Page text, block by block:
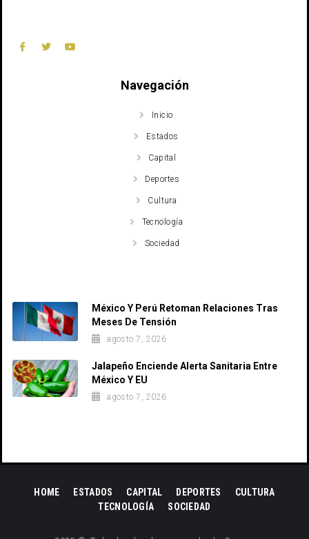
Navegación
Inicio
Estados
Capital
Deportes
Cultura
Tecnología
Sociedad
México Y Perú Retoman Relaciones Tras
Meses De Tensión
agosto 7, 2026
Jalapeño Enciende Alerta Sanitaria Entre
México Y EU
agosto 7, 2026
HOME ESTADOS CAPITAL DEPORTES
CULTURA
TECNOLOGÍA
SOCIEDAD